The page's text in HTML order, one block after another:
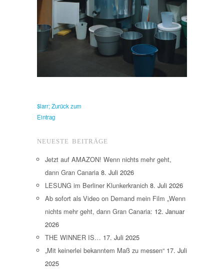
$larr; Zurück zum
Eintrag
NEUESTE BEITRÄGE
Jetzt auf AMAZON! Wenn nichts mehr geht,
dann Gran Canaria 8. Juli 2026
LESUNG im Berliner Klunkerkranich 8. Juli 2026
Ab sofort als Video on Demand mein Film „Wenn
nichts mehr geht, dann Gran Canaria: 12. Januar
2026
THE WINNER IS… 17. Juli 2025
„Mit keinerlei bekanntem Maß zu messen“ 17. Juli
2025